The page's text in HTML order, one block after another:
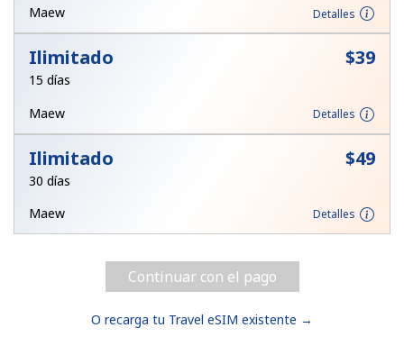
Maew
Detalles
Ilimitado ⁦$39⁩
15 días
Maew
Detalles
Ilimitado ⁦$49⁩
30 días
Maew
Detalles
Continuar con el pago
O recarga tu Travel eSIM existente →